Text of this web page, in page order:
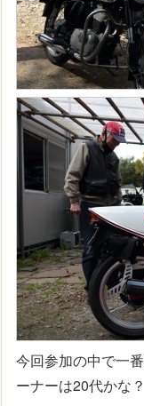
今回参加の中で一
ーナーは20代かな？